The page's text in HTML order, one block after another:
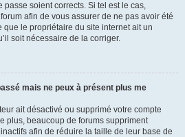
passe soient corrects. Si tel est le cas,
afin de vous assurer de ne pas avoir été
que le propriétaire du site internet ait un
soit nécessaire de la corriger.
mais ne peux à présent plus me
ait désactivé ou supprimé votre compte
plus, beaucoup de forums suppriment
afin de réduire la taille de leur base de